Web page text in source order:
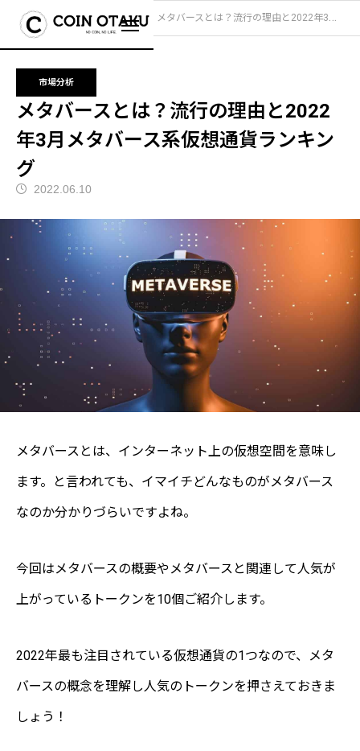
ブログ 市場分析 メタバースとは？流行の理由と2022年3月メタバース系仮想通貨ランキング
市場分析
メタバースとは？流行の理由と2022
年3月メタバース系仮想通貨ランキン
グ
2022.06.10
メタバースとは、インターネット上の仮想空間を意味し
ます。と言われても、イマイチどんなものがメタバース
なのか分かりづらいですよね。
今回はメタバースの概要やメタバースと関連して人気が
上がっているトークンを10個ご紹介します。
2022年最も注目されている仮想通貨の1つなので、メタ
バースの概念を理解し人気のトークンを押さえておきま
しょう！